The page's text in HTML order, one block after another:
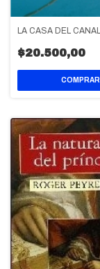
LA CASA DEL CANAL
$20.500,00